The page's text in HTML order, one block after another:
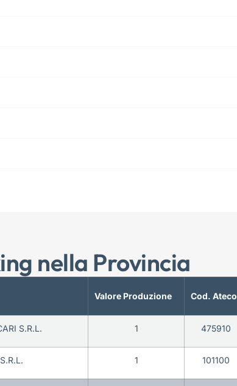
nella Provincia
Valore Produzione Cod. Ateco
S.R.L. 1 475910
1 101100